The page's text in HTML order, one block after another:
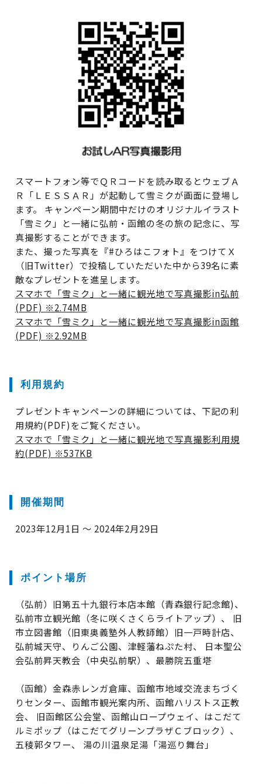
スマートフォン等でＱＲコードを読み取るとウェブＡ
Ｒ「ＬＥＳＳＡＲ」が起動して雪ミクが画面に登場し
ます。 キャンペーン期間中だけのオリジナルイラスト
「雪ミク」と一緒に弘前・函館の冬の旅の記念に、写
真撮影することができます。
また、撮った写真を『#ひろはこフォト』をつけてＸ
（旧Twitter）で投稿していただいた中から39名に素
敵なプレゼントを進呈します。
スマホで「雪ミク」と一緒に観光地で写真撮影in弘前
(PDF) ※2.74MB
スマホで「雪ミク」と一緒に観光地で写真撮影in函館
(PDF) ※2.92MB
利用規約
プレゼントキャンペーンの詳細については、下記の利
用規約(PDF)をご覧ください。
スマホで「雪ミク」と一緒に観光地で写真撮影利用規
約(PDF) ※537KB
開催期間
2023年12月1日 ～ 2024年2月29日
ポイント場所
（弘前）旧第五十九銀行本店本館（青森銀行記念館)、
弘前市立観光館（冬に咲くさくらライトアップ）、 旧
市立図書館（旧東奥義塾外人教師館）旧一戸時計店、
弘前城天守、りんご公園、津軽藩ねぷた村、 日本聖公
会弘前昇天教会（中央弘前駅）、最勝院五重塔
（函館）金森赤レンガ倉庫、函館市地域交流まちづく
りセンター、函館市観光案内所、函館ハリストス正教
会、 旧函館区公会堂、函館山ロープウェイ、はこだて
ルミポップ（はこだてグリーンプラザＣブロック）、
五稜郭タワー、 湯の川温泉足湯「湯巡り舞台」